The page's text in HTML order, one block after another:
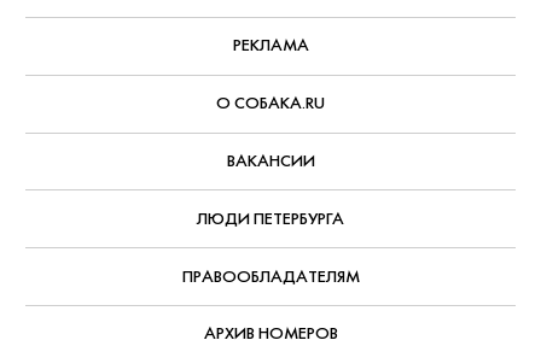
РЕКЛАМА
О СОБАКА.RU
ВАКАНСИИ
ЛЮДИ ПЕТЕРБУРГА
ПРАВООБЛАДАТЕЛЯМ
АРХИВ НОМЕРОВ